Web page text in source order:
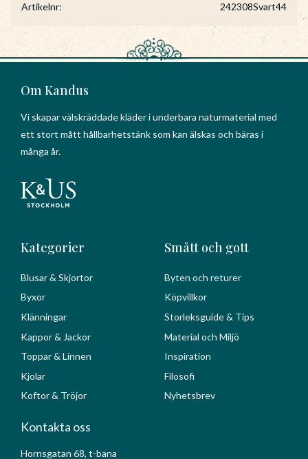
Artikelnr
242308Svart44
Om Kandus
Vi skapar välskräddade kläder i underbara naturmaterial med
ett stort mått hållbarhetstänk som kan älskas och bäras i
många år.
Kategorier
Blusar & Skjortor
Byxor
Klänningar
Kappor & Jackor
Toppar & Linnen
Kjolar
Koftor & Tröjor
Smått och gott
Byten och returer
Köpvillkor
Storleksguide & Tips
Material och Miljö
Inspiration
Filosofi
Nyhetsbrev
Kontakta oss
Hornsgatan 68, t-bana